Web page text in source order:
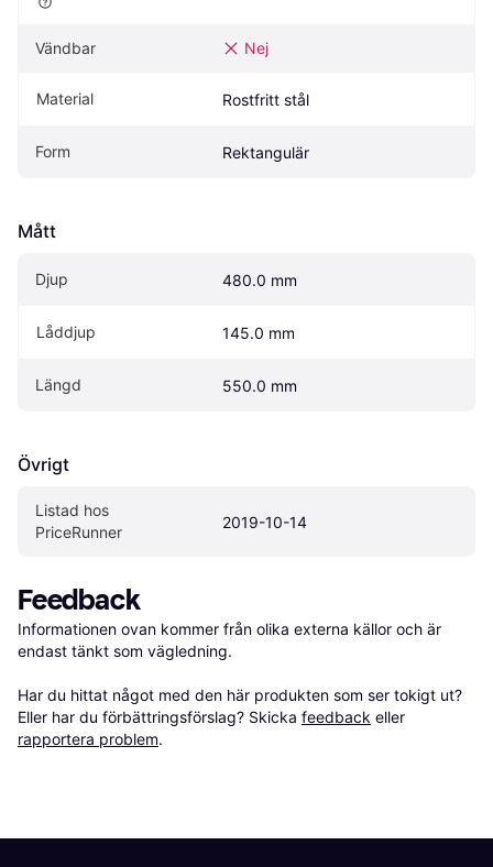
Vändbar Nej
Material Rostfritt stål
Form Rektangulär
Mått
Djup 480.0 mm
Låddjup 145.0 mm
Längd 550.0 mm
Övrigt
Listad hos
PriceRunner
2019-10-14
Feedback
Informationen ovan kommer från olika externa källor och är
endast tänkt som vägledning.
Har du hittat något med den här produkten som ser tokigt ut?
Eller har du förbättringsförslag? Skicka feedback eller
rapportera problem.